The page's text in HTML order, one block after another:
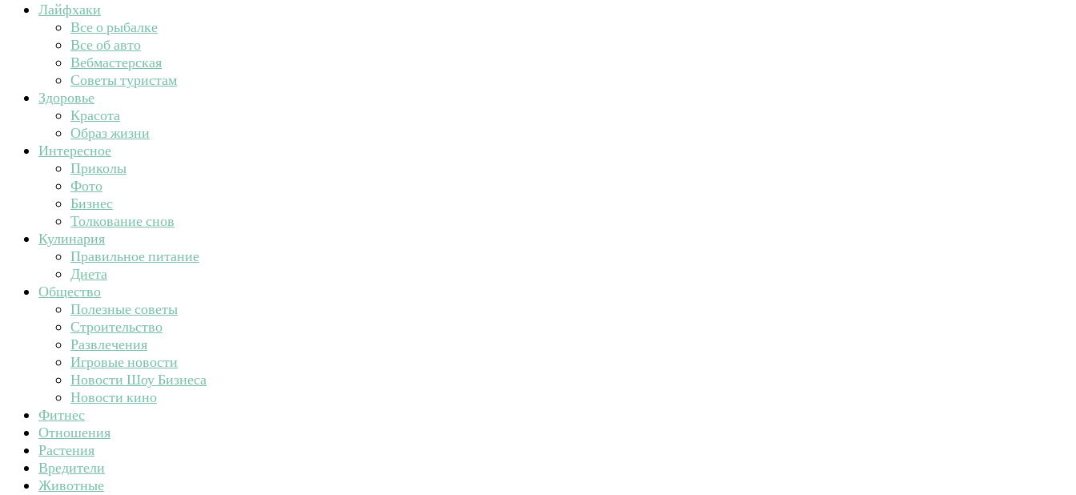
Лайфхаки
Все о рыбалке
Все об авто
Вебмастерская
Советы туристам
Здоровье
Красота
Образ жизни
Интересное
Приколы
Фото
Бизнес
Толкование снов
Кулинария
Правильное питание
Диета
Общество
Полезные советы
Строительство
Развлечения
Игровые новости
Новости Шоу Бизнеса
Новости кино
Фитнес
Отношения
Растения
Вредители
Животные